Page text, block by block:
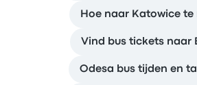
Hoe naar Katowice te
Vind bus tickets naar
Odesa bus tijden en